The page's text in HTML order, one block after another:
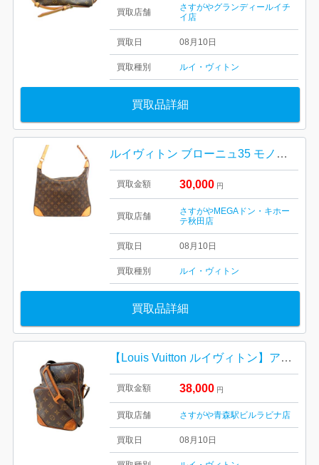
買取店舗
さすがやグランディールイチ
イ店
買取日 08月10日
買取種別 ルイ・ヴィトン
買取品詳細
ルイヴィトン ブローニュ35 モノグラム
買取金額 30,000 円
買取店舗
さすがやMEGAドン・キホー
テ秋田店
買取日 08月10日
買取種別 ルイ・ヴィトン
買取品詳細
【Louis Vuitton ルイヴィトン】アマゾン・モノグラム・キャンバス・ショルダーバック・メンズ・レディース
買取金額 38,000 円
買取店舗 さすがや青森駅ビルラビナ店
買取日 08月10日